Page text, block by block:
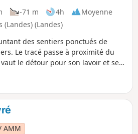
-71 m 4h
Moyenne
(Landes)
des sentiers ponctués de
Le tracé passe à proximité du
le détour pour son lavoir et ses
la Chapelle Notre-Dame de la
une halte à l'observatoire de
AMM